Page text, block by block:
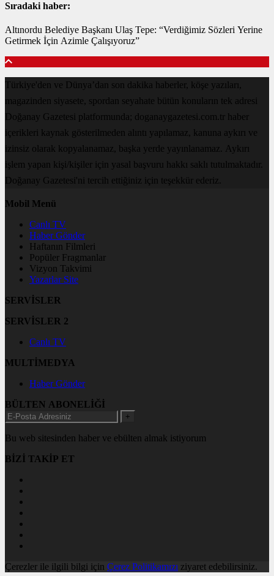
Sıradaki haber:
Altınordu Belediye Başkanı Ulaş Tepe: “Verdiğimiz Sözleri Yerine
Getirmek İçin Azimle Çalışıyoruz”
Türkiye'den ve Dünya’dan son dakika haberler, köşe yazıları,
magazinden siyasete, spordan seyahate bütün konuların tek adresi
Doğanay Gazetesi platformunda; doganaygazetesi.com.tr haber
içerikleri kaynak gösterilmeden alıntı yapılamaz, kanuna aykırı ve
izinsiz olarak kopyalanamaz, başka yerde yayınlanamaz. Aykırı
işlem yapan kişi/kişiler için yasal başvuru hakkı saklı tutulmaktadır.
Doğanay Gazetesi'ni tercih ettiğiniz için teşekkür ederiz.
Mobil Menü
Canlı TV
Haber Gönder
Haftanın Filmleri
Popüler Fragmanlar
Vizyon Takvimi
Yazarlar Site
SERVİSLER
SERVİSLER 2
Canlı TV
MULTİMEDYA
Haber Gönder
BÜLTEN ABONELİĞİ
+
Bu web sitesinden haber ve ebülten almak istiyorum
BİZİ TAKİP ET
Çerezler ile ilgili bilgi için Çerez Politikamızı ziyaret edebilirsiniz.